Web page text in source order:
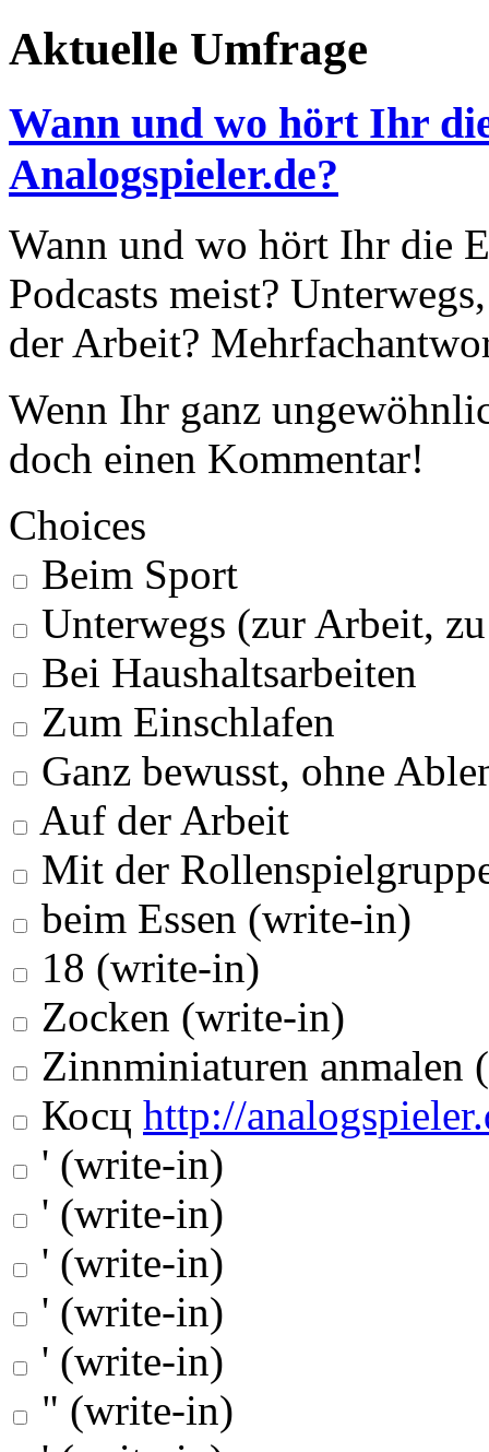
Aktuelle Umfrage
Wann und wo hört Ihr
Analogspieler.de?
Wann und wo hört Ihr die
Podcasts meist?
der Arbeit?
Wenn Ihr ganz
doch einen Kommentar!
Choices
Beim Sport
Unterwegs (zur Arbeit,
Bei Haushaltsarbeiten
Zum Einschlafen
Ganz bewusst, ohne
Auf der Arbeit
Mit der
beim Essen (write-in)
18 (write-in)
Zocken (write-in)
Zinnminiaturen anmalen
Косц http://
' (write-in)
' (write-in)
' (write-in)
' (write-in)
' (write-in)
" (write-in)